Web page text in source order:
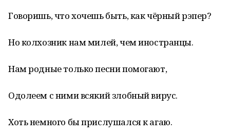
Говоришь, что хочешь быть, как чёрный рэпер?
Но колхозник нам милей, чем иностранцы.
Нам родные только песни помогают,
Одолеем с ними всякий злобный вирус.
Хоть немного бы прислушался к агаю.